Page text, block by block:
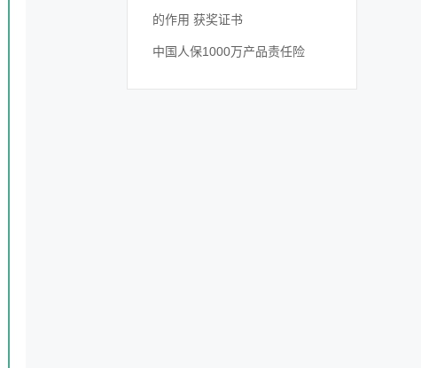
的作用 获奖证书
中国人保1000万产品责任险